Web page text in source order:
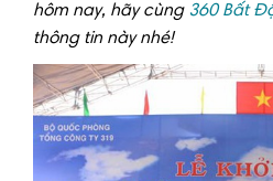
hôm nay, hãy cùng 360 Bất
thông tin này nhé!